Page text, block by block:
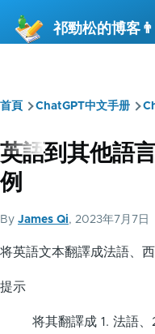
祁勁松的博客
導
航
連
結
首頁 ChatGPT中文手册
英語到其他語
例
By James Qi, 2023年7月7日
将英語文本翻譯成法語、西
提示
将其翻譯成 1. 法語